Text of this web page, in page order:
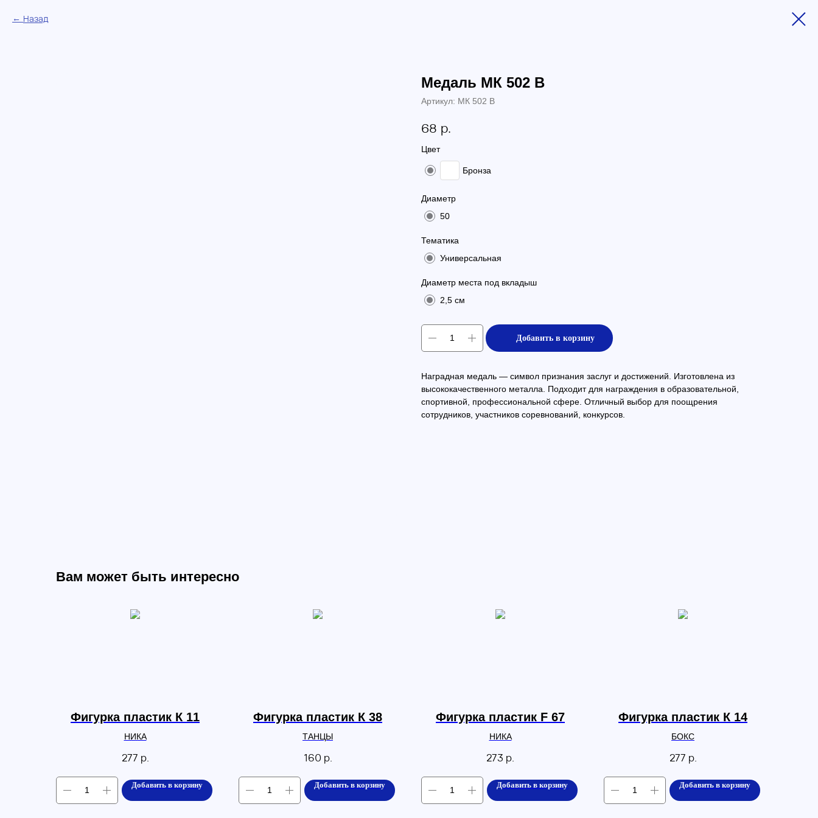
Назад
Медаль МК 502 В
Артикул: МК 502 В
68 р.
Цвет
Бронза
Диаметр
50
Тематика
Универсальная
Диаметр места под вкладыш
2,5 см
Добавить в корзину
Наградная медаль — символ признания заслуг и достижений. Изготовлена из
высококачественного металла. Подходит для награждения в образовательной,
спортивной, профессиональной сфере. Отличный выбор для поощрения
сотрудников, участников соревнований, конкурсов.
Вам может быть интересно
Фигурка пластик К 11
НИКА
277 р.
Добавить в корзину
Фигурка пластик К 38
ТАНЦЫ
160 р.
Добавить в корзину
Фигурка пластик F 67
НИКА
273 р.
Добавить в корзину
Фигурка пластик К 14
БОКС
277 р.
Добавить в корзину